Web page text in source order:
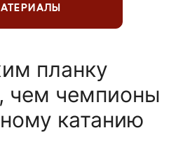
планку
чем чемпионы
катанию